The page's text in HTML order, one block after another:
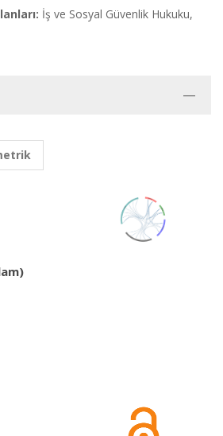
İş ve Sosyal Güvenlik Hukuku,